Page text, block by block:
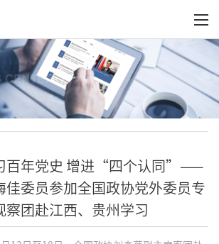
百年党史 增进“四个认同”——
佳委员参加全国政协党外委员专
察团赴江西、贵州学习